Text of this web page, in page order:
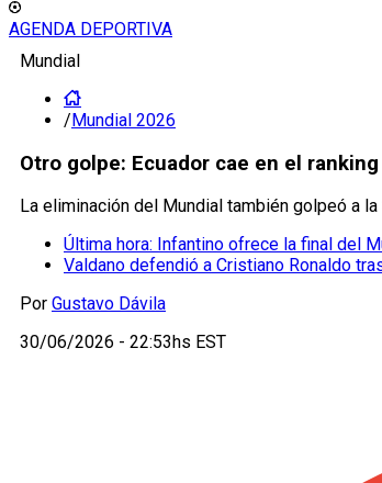
AGENDA DEPORTIVA
Mundial
/Mundial 2026
Otro golpe: Ecuador cae en el
La eliminación del Mundial también golpeó a
Última hora: Infantino ofrece la final del
Valdano defendió a Cristiano Ronaldo
Por Gustavo Dávila
30/06/2026 - 22:53hs EST